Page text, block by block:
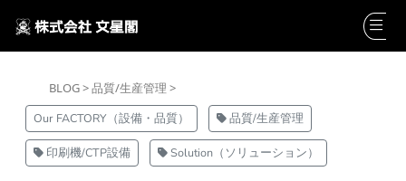
BLOG >品質/生産管理 >
Our FACTORY（設備・品質） 品質/生産管理
印刷機/CTP設備 Solution（ソリューション）